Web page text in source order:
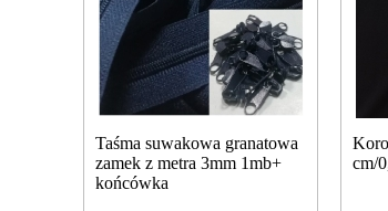
Taśma suwakowa granatowa
zamek z metra 3mm 1mb+
końcówka
cm/